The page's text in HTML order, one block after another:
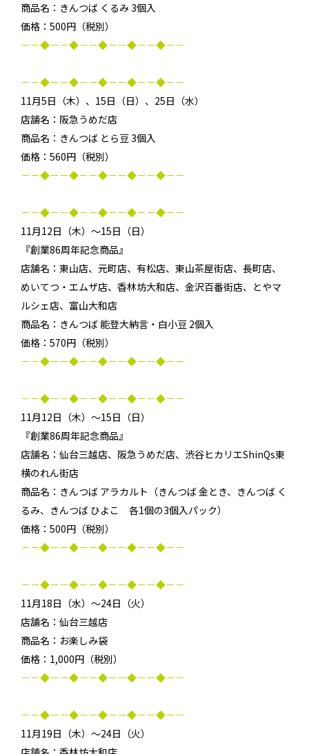
商品名：きんつば くるみ 3個入
価格：500円（税別）
－－◆－－◆－－◆－－◆－－◆－－
－－◆－－◆－－◆－－◆－－◆－－
11月5日（木）、15日（日）、25日（水）
店舗名：阪急うめだ店
商品名：きんつば とら豆 3個入
価格：560円（税別）
－－◆－－◆－－◆－－◆－－◆－－
－－◆－－◆－－◆－－◆－－◆－－
11月12日（木）～15日（日）
『創業86周年記念商品』
店舗名：東山店、元町店、有松店、東山茶屋街店、長町店、
めいてつ・エムザ店、香林坊大和店、金沢百番街店、とやマ
ルシェ店、富山大和店
商品名：きんつば 能登大納言・白小豆 2個入
価格：570円（税別）
－－◆－－◆－－◆－－◆－－◆－－
－－◆－－◆－－◆－－◆－－◆－－
11月12日（木）～15日（日）
『創業86周年記念商品』
店舗名：仙台三越店、阪急うめだ店、渋谷ヒカリエShinQs東
横のれん街店
商品名：きんつば アラカルト（きんつば 金とき、きんつば く
るみ、きんつば ひよこ 各1個の3個入パック）
価格：500円（税別）
－－◆－－◆－－◆－－◆－－◆－－
－－◆－－◆－－◆－－◆－－◆－－
11月18日（水）～24日（火）
店舗名：仙台三越店
商品名：お楽しみ袋
価格：1,000円（税別）
－－◆－－◆－－◆－－◆－－◆－－
－－◆－－◆－－◆－－◆－－◆－－
11月19日（木）～24日（火）